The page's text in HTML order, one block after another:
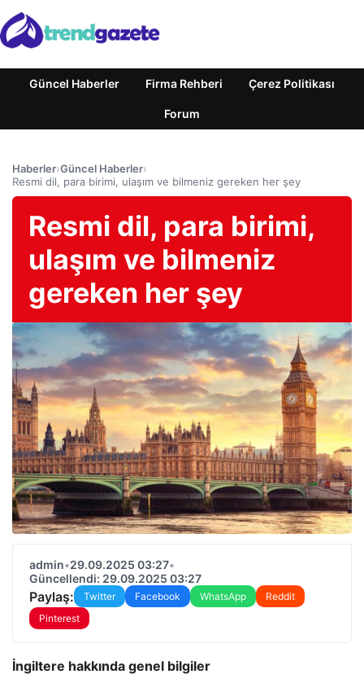
Güncel Haberler Firma Rehberi Çerez Politikası
Forum
Haberler›Güncel Haberler›
Resmi dil, para birimi, ulaşım ve bilmeniz gereken her şey
Resmi dil, para birimi,
ulaşım ve bilmeniz
gereken her şey
admin•29.09.2025 03:27•
Güncellendi: 29.09.2025 03:27
Paylaş: Twitter Facebook WhatsApp
Reddit
Pinterest
İngiltere hakkında genel bilgiler